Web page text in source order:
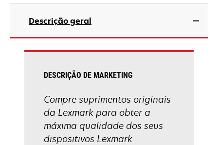
Descrição geral
DESCRIÇÃO DE MARKETING
Compre suprimentos originais
da Lexmark para obter a
máxima qualidade dos seus
dispositivos Lexmark